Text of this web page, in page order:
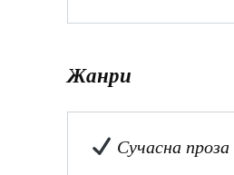
Жанри
Сучасна проза